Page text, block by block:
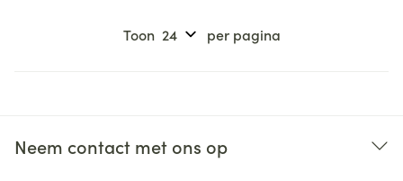
Toon per pagina
Neem contact met ons op